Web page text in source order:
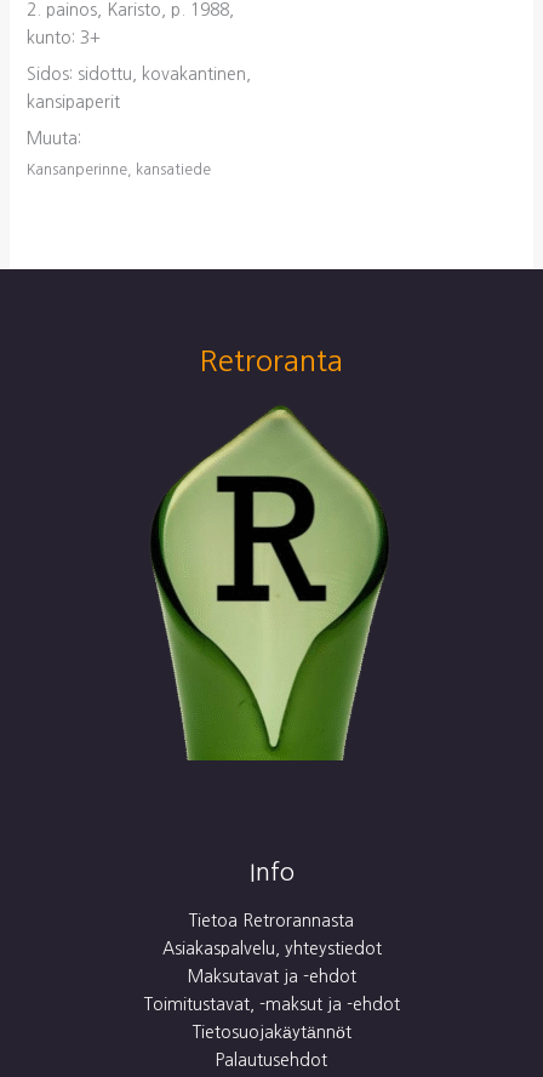
2. painos, Karisto, p. 1988,
kunto: 3+
Sidos: sidottu, kovakantinen,
kansipaperit
Muuta:
Kansanperinne, kansatiede
Retroranta
Info
Tietoa Retrorannasta
Asiakaspalvelu, yhteystiedot
Maksutavat ja -ehdot
Toimitustavat, -maksut ja -ehdot
Tietosuojakäytännöt
Palautusehdot